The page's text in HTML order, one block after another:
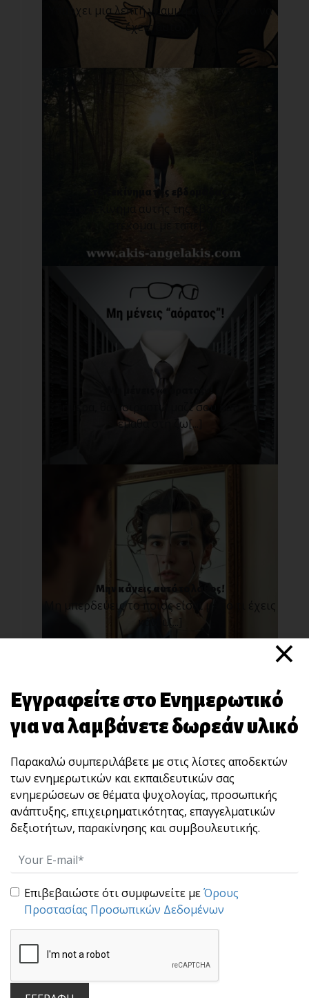
Υπάρχει μια λεπτή γραμμή ανάμεσα στο να
έχεις αυτο[...]
Στο ξεκίνημα της εβδομάδας...
Στο ξεκίνημα αυτής της εβδομάδας,
Μη μένεις «αόρατος»!
Σήμερα, θα μοιραστώ μαζί σου κάτι που
έμαθα στη ζω[...]
Μην κάνεις αυτό το λάθος!
Μη μπερδεύεις το ποιος είσαι με το τι έχεις
κάνει.[...]
Το "αύριο" ανήκει στα παιδιά μας!
«Η κοινωνία μας γίνεται καλύτερη όταν οι
γέροι φυτ[...]
“STOP” : Μια άσκηση 10 δευτερολέπτων που
×
Εγγραφείτε στο Ενημερωτικό
για να λαμβάνετε δωρεάν υλικό
Παρακαλώ συμπεριλάβετε με στις λίστες αποδεκτών
των ενημερωτικών και εκπαιδευτικών σας
ενημερώσεων σε θέματα ψυχολογίας, προσωπικής
ανάπτυξης, επιχειρηματικότητας, επαγγελματικών
δεξιοτήτων, παρακίνησης και συμβουλευτικής.
Επιβεβαιώστε ότι συμφωνείτε μεΌρους
Προστασίας Προσωπικών Δεδομένων